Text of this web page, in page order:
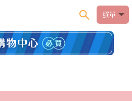
選單